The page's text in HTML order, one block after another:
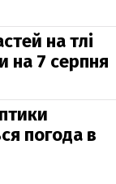
на тлі
на 7 серпня
погода в